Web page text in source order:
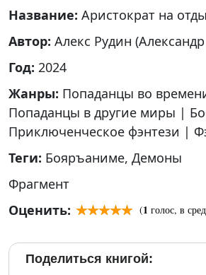
Название: Аристократ на
Автор: Алекс Рудин
Год: 2024
Жанры: Попаданцы во
Попаданцы в другие миры |
Приключенческое фэнтези |
Теги: Бояръаниме, Демоны
Фрагмент
Оценить:
(1 голос, в
Поделиться книгой: